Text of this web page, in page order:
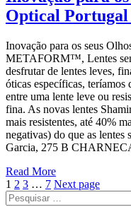
Optical
Inovação para os seus
METAFORM™, Lentes
desfrutar de lentes leves,
óticas específicas, teríamos
entre uma lente leve ou
fina. As novas lentes
mais resistentes, até 40%
negativas) do que as
Garcia, 275 B
Read More
1 2 3 … 7 Next page
Pesquisar